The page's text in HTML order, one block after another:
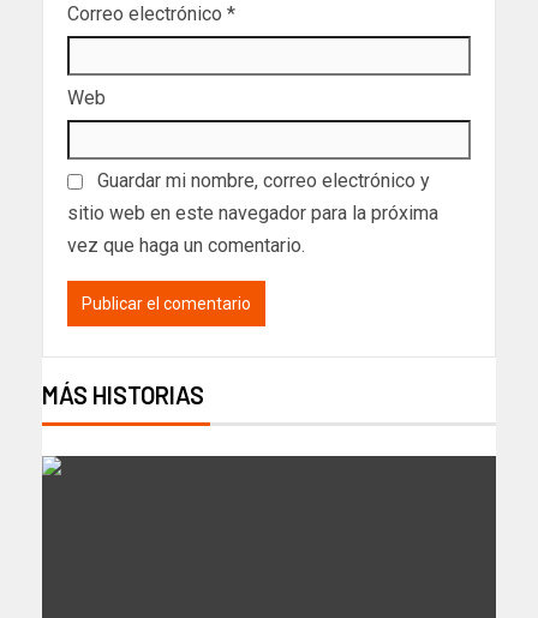
Correo electrónico *
Web
Guardar mi nombre, correo electrónico y
sitio web en este navegador para la próxima
vez que haga un comentario.
MÁS HISTORIAS